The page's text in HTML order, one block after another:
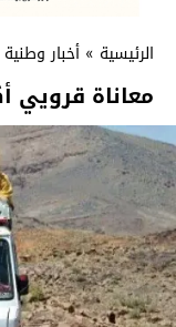
الرئيسية » أخبار وطنية
معاناة قرويي